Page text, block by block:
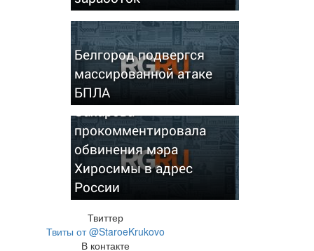
Белгород подвергся
массированной атаке
БПЛА
Захарова
прокомментировала
обвинения мэра
Хиросимы в адрес
России
Твиттер
Твиты от @StaroeKrukovo
В контакте